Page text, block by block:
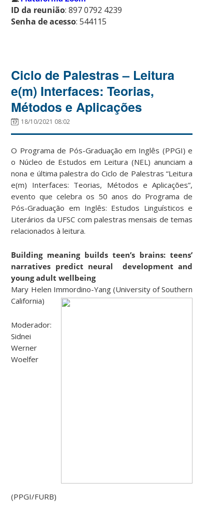
ID da reunião: 897 0792 4239
Senha de acesso: 544115
Ciclo de Palestras – Leitura
e(m) Interfaces: Teorias,
Métodos e Aplicações
18/10/2021 08:02
O Programa de Pós-Graduação em Inglês (PPGI) e
o Núcleo de Estudos em Leitura (NEL) anunciam a
nona e última palestra do Ciclo de Palestras “Leitura
e(m) Interfaces: Teorias, Métodos e Aplicações”,
evento que celebra os 50 anos do Programa de
Pós-Graduação em Inglês: Estudos Linguísticos e
Literários da UFSC com palestras mensais de temas
relacionados à leitura.
Building meaning builds teen’s brains: teens’
narratives predict neural development and
young adult wellbeing
Mary Helen Immordino-Yang (University of Southern
California)
Moderador:
Sidnei
Werner
Woelfer
(PPGI/FURB)